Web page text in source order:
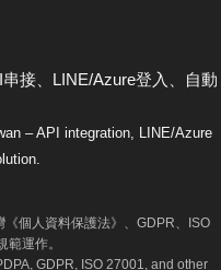
接、LINE/Azure登入、自動
– API integration, LINE/Azure
個人資料保護法》、GDPR、ISO
運作。
GDPR, ISO 27001, and other